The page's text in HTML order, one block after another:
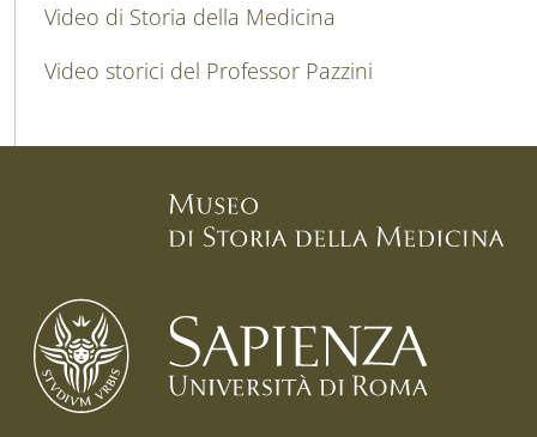
Video di Storia della Medicina
Video storici del Professor Pazzini